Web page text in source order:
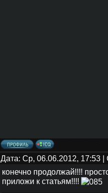
Дата: Ср, 06.06.2012, 17:53
конечно продолжай!!!!
приложи к статьям!!!!